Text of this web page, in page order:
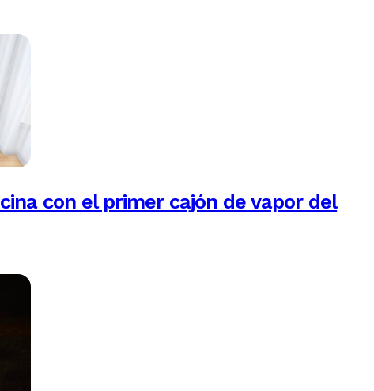
con el primer cajón de vapor del